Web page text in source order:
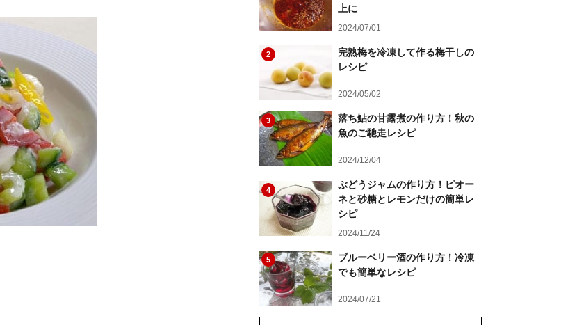
上に
2024/07/01
2
完熟梅を冷凍して作る梅干しの
レシピ
2024/05/02
3
落ち鮎の甘露煮の作り方！秋の
魚のご馳走レシピ
2024/12/04
4
ぶどうジャムの作り方！ピオー
ネと砂糖とレモンだけの簡単レ
シピ
2024/11/24
5
ブルーベリー酒の作り方！冷凍
でも簡単なレシピ
2024/07/21